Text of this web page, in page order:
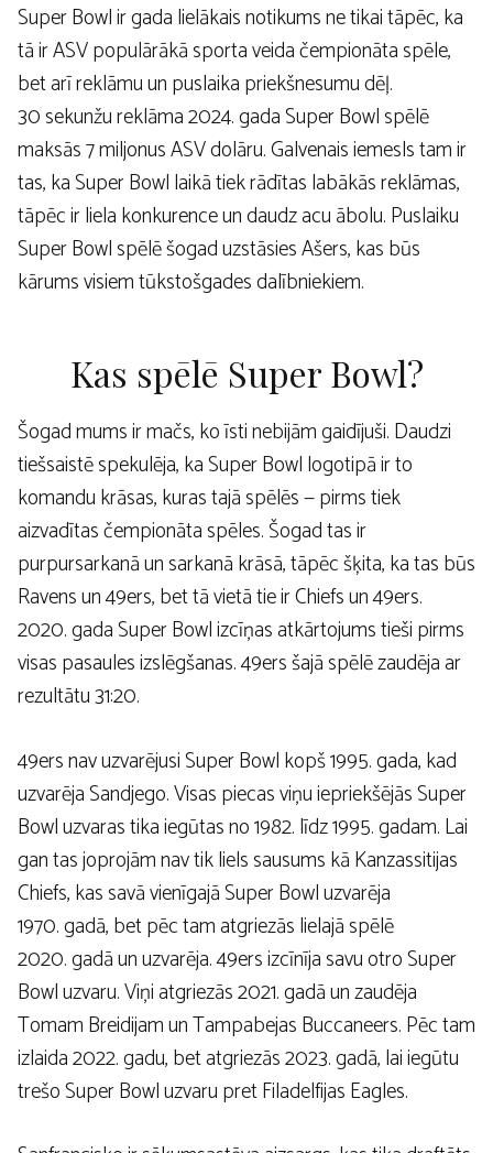
Super Bowl ir gada lielākais notikums ne tikai tāpēc, ka
tā ir ASV populārākā sporta veida čempionāta spēle,
bet arī reklāmu un puslaika priekšnesumu dēļ.
30 sekunžu reklāma 2024. gada Super Bowl spēlē
maksās 7 miljonus ASV dolāru. Galvenais iemesls tam ir
tas, ka Super Bowl laikā tiek rādītas labākās reklāmas,
tāpēc ir liela konkurence un daudz acu ābolu. Puslaiku
Super Bowl spēlē šogad uzstāsies Ašers, kas būs
kārums visiem tūkstošgades dalībniekiem.
Kas spēlē Super Bowl?
Šogad mums ir mačs, ko īsti nebijām gaidījuši. Daudzi
tiešsaistē spekulēja, ka Super Bowl logotipā ir to
komandu krāsas, kuras tajā spēlēs — pirms tiek
aizvadītas čempionāta spēles. Šogad tas ir
purpursarkanā un sarkanā krāsā, tāpēc šķita, ka tas būs
Ravens un 49ers, bet tā vietā tie ir Chiefs un 49ers.
2020. gada Super Bowl izcīņas atkārtojums tieši pirms
visas pasaules izslēgšanas. 49ers šajā spēlē zaudēja ar
rezultātu 31:20.
49ers nav uzvarējusi Super Bowl kopš 1995. gada, kad
uzvarēja Sandjego. Visas piecas viņu iepriekšējās Super
Bowl uzvaras tika iegūtas no 1982. līdz 1995. gadam. Lai
gan tas joprojām nav tik liels sausums kā Kanzassitijas
Chiefs, kas savā vienīgajā Super Bowl uzvarēja
1970. gadā, bet pēc tam atgriezās lielajā spēlē
2020. gadā un uzvarēja. 49ers izcīnīja savu otro Super
Bowl uzvaru. Viņi atgriezās 2021. gadā un zaudēja
Tomam Breidijam un Tampabejas Buccaneers. Pēc tam
izlaida 2022. gadu, bet atgriezās 2023. gadā, lai iegūtu
trešo Super Bowl uzvaru pret Filadelfijas Eagles.